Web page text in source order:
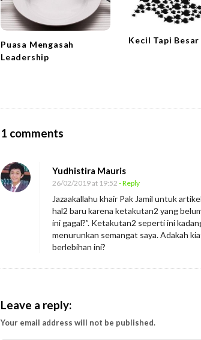
Puasa Mengasah
Leadership
Kecil Tapi Besar
1 comments
H
i
n
d
a
r
t
o
Yudhistira Mauris
26/02/2019 at 19:52 - Reply
Jazaakallahu khair Pak Jamil untuk
hal2 baru karena ketakutan2 yang
ini gagal?”. Ketakutan2 seperti ini
menurunkan semangat saya. Adakah
berlebihan ini?
Leave a reply:
Your email address will not be published.